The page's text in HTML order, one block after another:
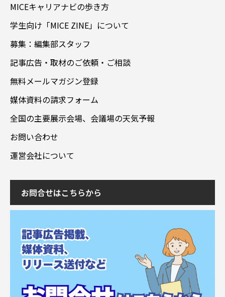
MICEキャリアナビの歩き方
学生向け「MICE ZINE」について
募集：編集部スタッフ
記事広告・取材のご依頼・ご相談
無料メールマガジン登録
媒体資料の請求フォーム
全国の主要展示会場、会議場の天気予報
お問い合わせ
運営会社について
お問合せはこちらから